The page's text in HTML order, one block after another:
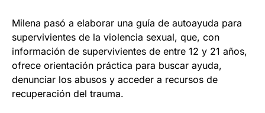
Milena pasó a elaborar una guía de autoayuda para
supervivientes de la violencia sexual, que, con
información de supervivientes de entre 12 y 21 años,
ofrece orientación práctica para buscar ayuda,
denunciar los abusos y acceder a recursos de
recuperación del trauma.